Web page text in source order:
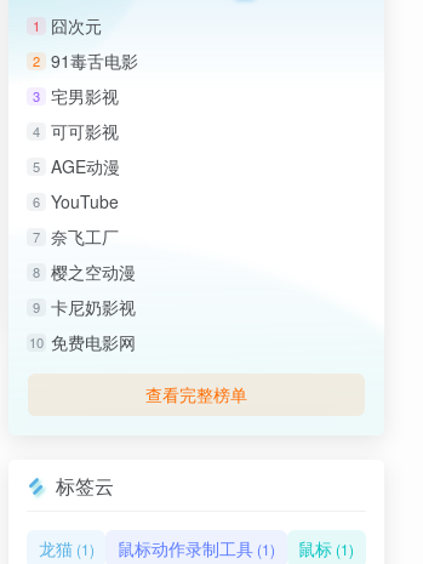
1 囧次元
2 91毒舌电影
3 宅男影视
4 可可影视
5 AGE动漫
6 YouTube
7 奈飞工厂
8 樱之空动漫
9 卡尼奶影视
10 免费电影网
查看完整榜单
标签云
龙猫(1) 鼠标动作录制工具(1) 鼠标 (1)